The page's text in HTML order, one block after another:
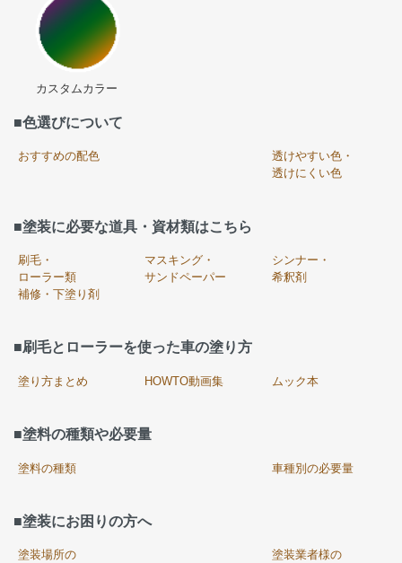
カスタムカラー
■色選びについて
おすすめの配色
透けやすい色・
透けにくい色
■塗装に必要な道具・資材類はこちら
刷毛・
ローラー類
マスキング・
サンドペーパー
シンナー・
希釈剤
補修・下塗り剤
■刷毛とローラーを使った車の塗り方
塗り方まとめ HOWTO動画集 ムック本
■塗料の種類や必要量
塗料の種類 車種別の必要量
■塗装にお困りの方へ
塗装場所の
塗装業者様の